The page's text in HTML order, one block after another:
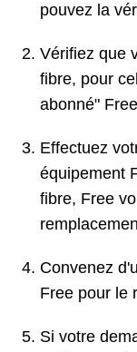
pouvez la
Vérifiez que
fibre, pour
abonné" Free
Effectuez
équipement
fibre, Free
Convenez
Free pour le
Si votre